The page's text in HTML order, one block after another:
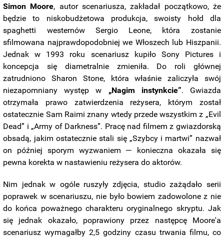
Simon Moore, autor scenariusza, zakładał początkowo, że
będzie to niskobudżetowa produkcja, swoisty hołd dla
spaghetti westernów Sergio Leone, która zostanie
sfilmowana najprawdopodobniej we Włoszech lub Hiszpanii.
Jednak w 1993 roku scenariusz kupiło Sony Pictures i
koncepcja się diametralnie zmieniła. Do roli głównej
zatrudniono Sharon Stone, która właśnie zaliczyła swój
niezapomniany występ w „Nagim instynkcie”. Gwiazda
otrzymała prawo zatwierdzenia reżysera, którym został
ostatecznie Sam Raimi znany wtedy przede wszystkim z „Evil
Dead” i „Army of Darkness”. Pracę nad filmem z gwiazdorską
obsadą, jakim ostatecznie stali się „Szybcy i martwi” nazwał
on później sporym wyzwaniem — konieczna okazała się
pewna korekta w nastawieniu reżysera do aktorów.
Nim jednak w ogóle ruszyły zdjęcia, studio zażądało serii
poprawek w scenariuszu, nie było bowiem zadowolone z nie
do końca poważnego charakteru oryginalnego skryptu. Jak
się jednak okazało, poprawiony przez następcę Moore'a
scenariusz wymagałby 2,5 godziny czasu trwania filmu, co